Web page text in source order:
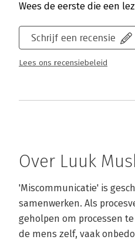
Wees de eerste die een
Schrijf een recensie
Lees ons recensiebeleid
Over Luuk
'Miscommunicatie' is
samenwerken. Als
geholpen om processen
de mens zelf, vaak